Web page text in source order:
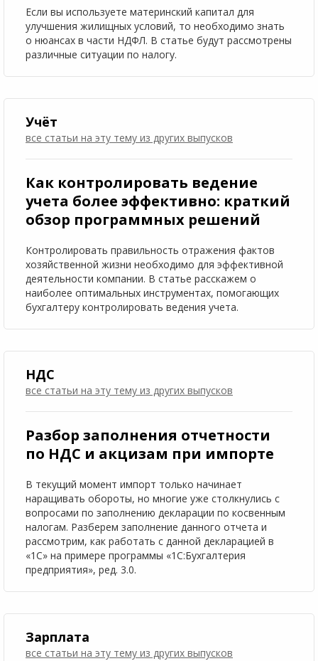
Если вы используете материнский капитал для
улучшения жилищных условий, то необходимо знать
о нюансах в части НДФЛ. В статье будут рассмотрены
различные ситуации по налогу.
Учёт
все статьи на эту тему из других выпусков
Как контролировать ведение
учета более эффективно: краткий
обзор программных решений
Контролировать правильность отражения фактов
хозяйственной жизни необходимо для эффективной
деятельности компании. В статье расскажем о
наиболее оптимальных инструментах, помогающих
бухгалтеру контролировать ведения учета.
НДС
все статьи на эту тему из других выпусков
Разбор заполнения отчетности
по НДС и акцизам при импорте
В текущий момент импорт только начинает
наращивать обороты, но многие уже столкнулись с
вопросами по заполнению декларации по косвенным
налогам. Разберем заполнение данного отчета и
рассмотрим, как работать с данной декларацией в
«1С» на примере программы «1С:Бухгалтерия
предприятия», ред. 3.0.
Зарплата
все статьи на эту тему из других выпусков